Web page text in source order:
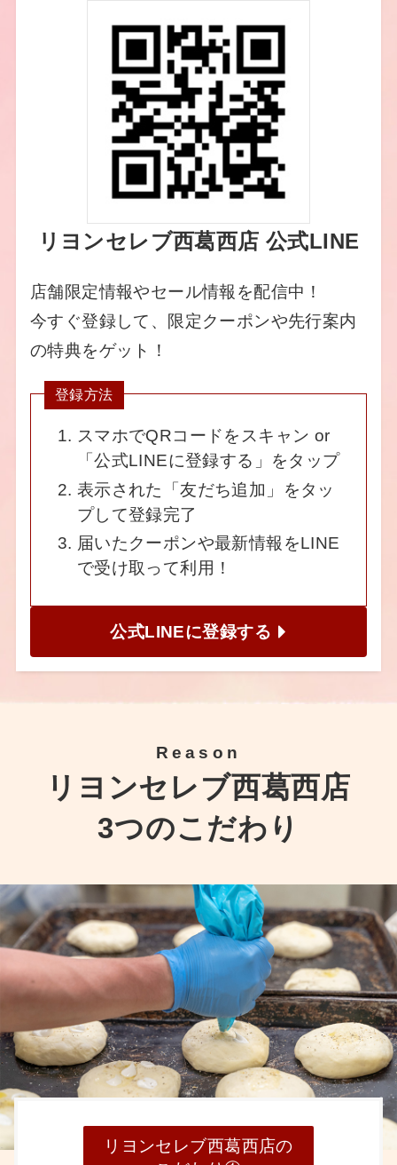
リヨンセレブ西葛西店 公式LINE
店舗限定情報やセール情報を配信中！
今すぐ登録して、限定クーポンや先行案内
の特典をゲット！
登録方法
スマホでQRコードをスキャン or
「公式LINEに登録する」をタップ
表示された「友だち追加」をタッ
プして登録完了
届いたクーポンや最新情報をLINE
で受け取って利用！
公式LINEに登録する
Reason
リヨンセレブ西葛西店
3つのこだわり
リヨンセレブ西葛西店の